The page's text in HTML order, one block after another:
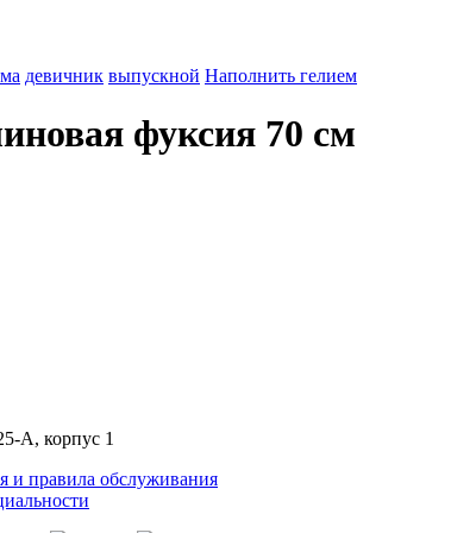
девичник выпускной Наполнить гелием
фуксия 70 см
А, корпус 1
и правила обслуживания